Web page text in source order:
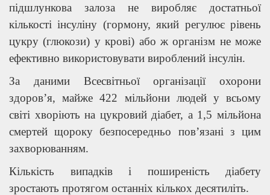
підшлункова залоза не виробляє достатньої
кількості інсуліну (гормону, який регулює рівень
цукру (глюкози) у крові) або ж організм не може
ефективно використовувати вироблений інсулін.
За даними Всесвітньої організації охорони
здоров’я, майже 422 мільйони людей у ​​всьому
світі хворіють на цукровий діабет, а 1,5 мільйона
смертей щороку безпосередньо пов’язані з цим
захворюванням.
Кількість випадків і поширеність діабету
зростають протягом останніх кількох десятиліть.